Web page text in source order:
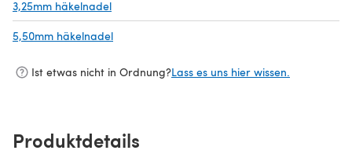
3,25mm häkelnadel
5,50mm häkelnadel
Ist etwas nicht in Ordnung?Lass es uns hier wissen.
Produktdetails